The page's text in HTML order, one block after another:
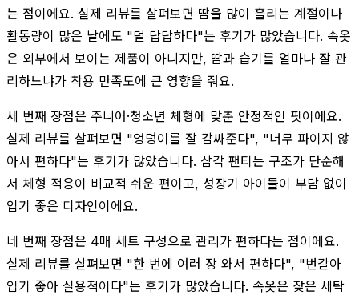
는 점이에요. 실제 리뷰를 살펴보면 땀을 많이 흘리는 계절이나
활동량이 많은 날에도 "덜 답답하다"는 후기가 많았습니다. 속옷
은 외부에서 보이는 제품이 아니지만, 땀과 습기를 얼마나 잘 관
리하느냐가 착용 만족도에 큰 영향을 줘요.
세 번째 장점은 주니어·청소년 체형에 맞춘 안정적인 핏이에요.
실제 리뷰를 살펴보면 "엉덩이를 잘 감싸준다", "너무 파이지 않
아서 편하다"는 후기가 많았습니다. 삼각 팬티는 구조가 단순해
서 체형 적응이 비교적 쉬운 편이고, 성장기 아이들이 부담 없이
입기 좋은 디자인이에요.
네 번째 장점은 4매 세트 구성으로 관리가 편하다는 점이에요.
실제 리뷰를 살펴보면 "한 번에 여러 장 와서 편하다", "번갈아
입기 좋아 실용적이다"는 후기가 많았습니다. 속옷은 잦은 세탁